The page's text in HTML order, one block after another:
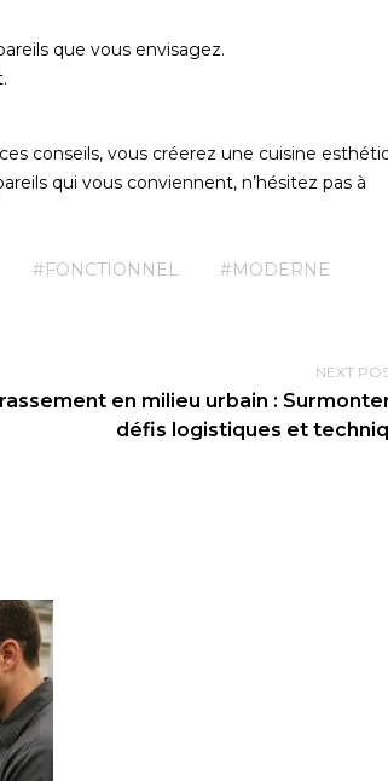
que vous envisagez.
conseils, vous créerez une cuisine
qui vous conviennent, n’hésitez pas à
#FONCTIONNEL #MODERNE
NEXT
en milieu urbain :
défis logistiques et